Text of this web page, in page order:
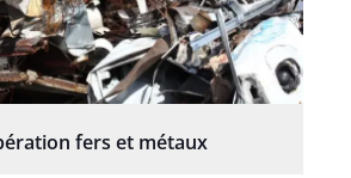
fers et métaux